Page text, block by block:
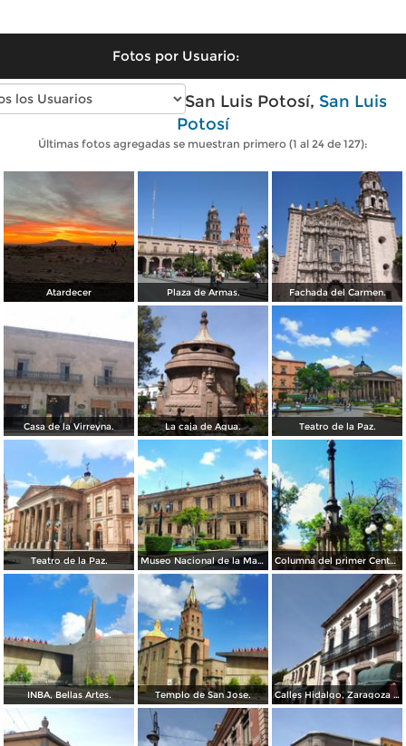
Fotos por Usuario:
Fotos modernas de San Luis Potosí, San Luis
Potosí
Últimas fotos agregadas se muestran primero (1 al 24 de 127):
Atardecer Plaza de Armas. Fachada del Carmen.
Casa de la Virreyna. La caja de Agua. Teatro de la Paz.
Teatro de la Paz. Museo Nacional de la Mascara. Columna del primer Centenario de Mexico.
INBA, Bellas Artes. Templo de San Jose. Calles Hidalgo, Zaragoza y calzada de Guadalupe.